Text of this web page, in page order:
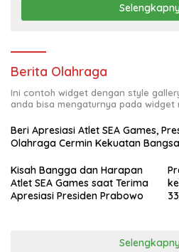
Berita Olahraga
Ini contoh widget dengan style
anda bisa mengaturnya pada widget
Beri Apresiasi Atlet SEA Games,
Olahraga Cermin Kekuatan Bangsa
Kisah Bangga dan Harapan
Atlet SEA Games saat Terima
Apresiasi Presiden Prabowo